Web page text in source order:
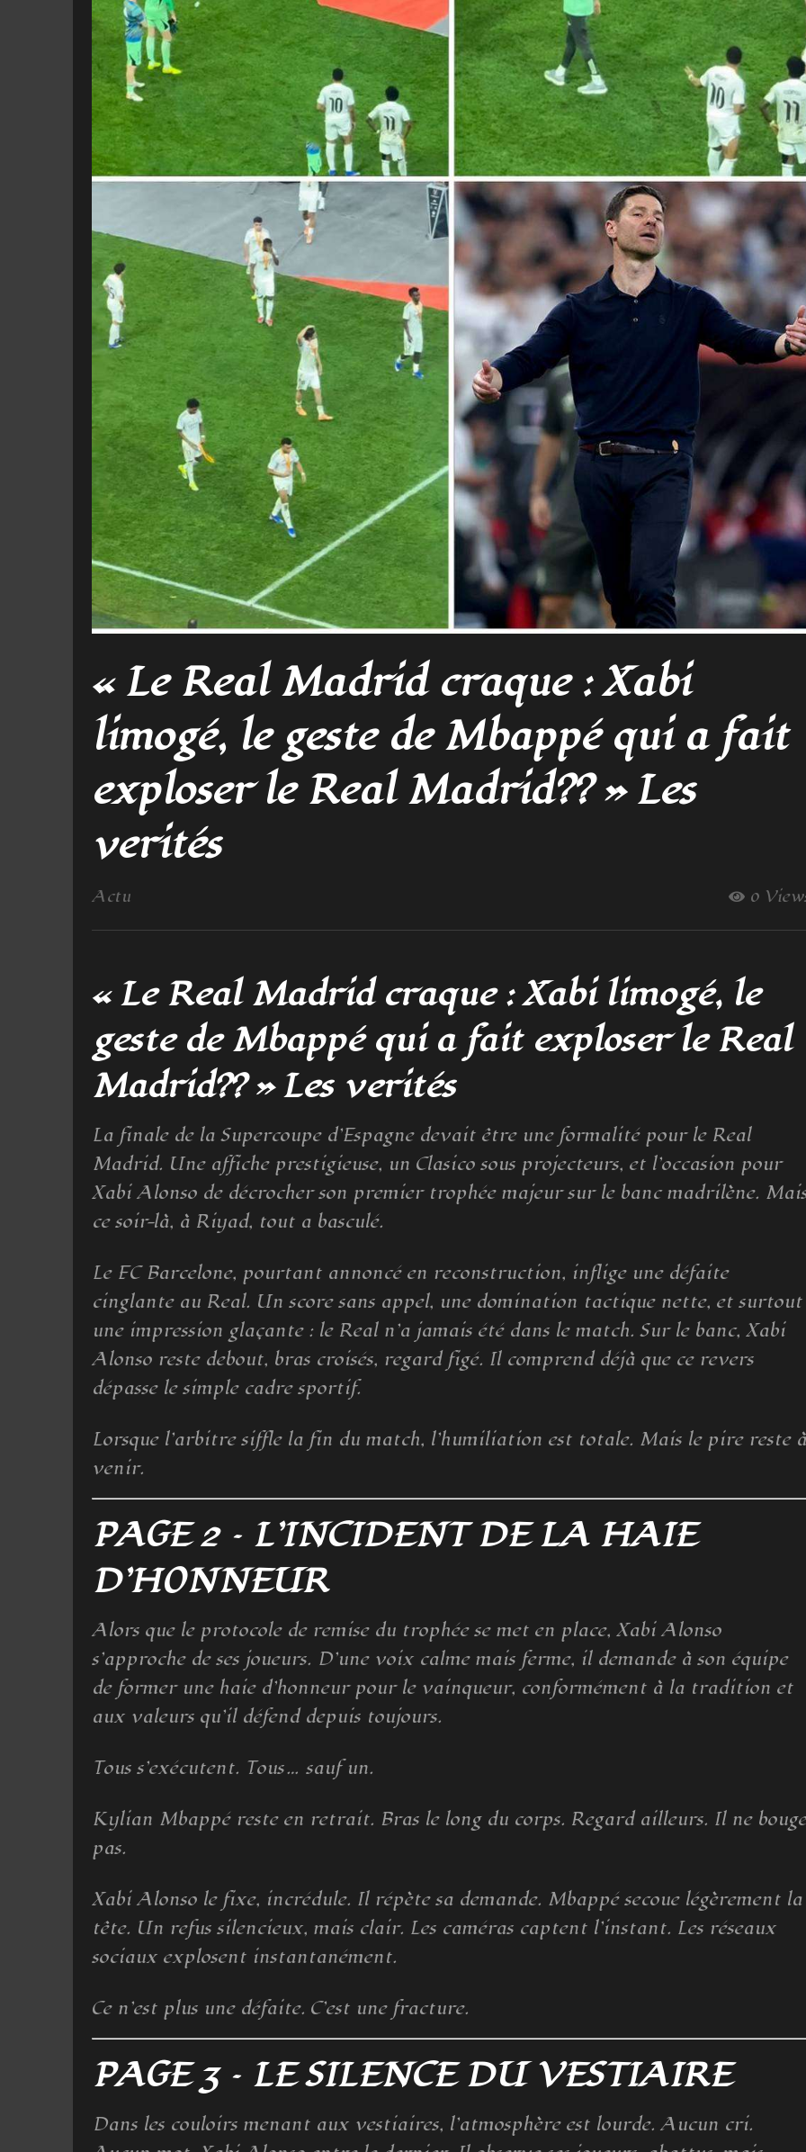
« Le Real Madrid craque : Xabi
limogé, le geste de Mbappé qui a fait
exploser le Real Madrid?? » Les
verités
Actu 0
« Le Real Madrid craque : Xabi limogé, le
geste de Mbappé qui a fait exploser le Real
Madrid?? » Les verités
La finale de la Supercoupe d’Espagne devait être une formalité pour le Real
Madrid. Une affiche prestigieuse, un Clasico sous projecteurs, et l’occasion pour
Xabi Alonso de décrocher son premier trophée majeur sur le banc madrilène.
ce soir-là, à Riyad, tout a basculé.
Le FC Barcelone, pourtant annoncé en reconstruction, inflige une défaite
cinglante au Real. Un score sans appel, une domination tactique nette, et surtout
une impression glaçante : le Real n’a jamais été dans le match. Sur le banc, Xabi
Alonso reste debout, bras croisés, regard figé. Il comprend déjà que ce revers
dépasse le simple cadre sportif.
Lorsque l’arbitre siffle la fin du match, l’humiliation est totale. Mais le pire reste à
venir.
PAGE 2 – L’INCIDENT DE LA HAIE
D’HONNEUR
Alors que le protocole de remise du trophée se met en place, Xabi Alonso
s’approche de ses joueurs. D’une voix calme mais ferme, il demande à son équipe
de former une haie d’honneur pour le vainqueur, conformément à la tradition et
aux valeurs qu’il défend depuis toujours.
Tous s’exécutent. Tous… sauf un.
Kylian Mbappé reste en retrait. Bras le long du corps. Regard ailleurs. Il ne bouge
pas.
Xabi Alonso le fixe, incrédule. Il répète sa demande. Mbappé secoue légèrement la
tête. Un refus silencieux, mais clair. Les caméras captent l’instant. Les réseaux
sociaux explosent instantanément.
Ce n’est plus une défaite. C’est une fracture.
PAGE 3 – LE SILENCE DU VESTIAIRE
Dans les couloirs menant aux vestiaires, l’atmosphère est lourde. Aucun cri.